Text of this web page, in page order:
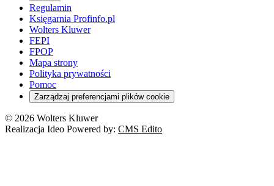
KSeF
Orzeczenia
Nowe uprawnienia PIP
Banki
Orzeczenia
Energetyka
ESG
Kredyty
Cło
Deregulacja
Cyberbezpieczeństwo
Franczyza
Prawo autorskie
Rynek i konsument
Domowe finanse
Emerytury i renty
Pacjent
Szkoła i uczeń
Turystyka
Orzeczenia
RODO
Regulamin
Księgarnia Profinfo.pl
Wolters Kluwer
FEPI
FPOP
Mapa strony
Polityka prywatności
Pomoc
Zarządzaj preferencjami plików cookie
© 2026 Wolters Kluwer
Realizacja Ideo Powered by: CMS Edito